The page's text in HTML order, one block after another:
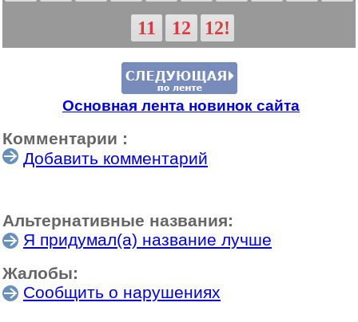
11
12 12!
Основная лента новинок сайта
Комментарии :
Добавить комментарий
Альтернативные названия:
Я придумал(а) название лучше
Жалобы:
Сообщить о нарушениях